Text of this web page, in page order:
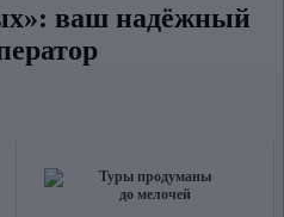
ваш надёжный